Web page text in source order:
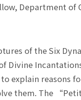
Department of
of the Six
Divine
explain reasons
them. The